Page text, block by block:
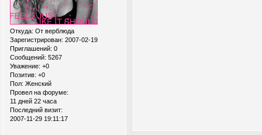
Откуда: От верблюда
Зарегистрирован: 2007-02-19
Приглашений: 0
Сообщений: 5267
Уважение: +0
Позитив: +0
Пол: Женский
Провел на форуме:
11 дней 22 часа
Последний визит:
2007-11-29 19:11:17